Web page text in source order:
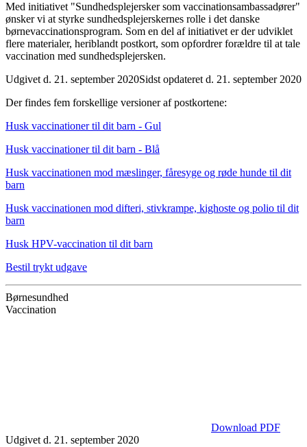
Med initiativet "Sundhedsplejersker som vaccinationsambassadører"
ønsker vi at styrke sundhedsplejerskernes rolle i det danske
børnevaccinationsprogram. Som en del af initiativet er der udviklet
flere materialer, heriblandt postkort, som opfordrer forældre til at tale
vaccination med sundhedsplejersken.
Udgivet d. 21. september 2020Sidst opdateret d. 21. september 2020
Der findes fem forskellige versioner af postkortene:
Husk vaccinationer til dit barn - Gul
Husk vaccinationer til dit barn - Blå
Husk vaccinationen mod mæslinger, fåresyge og røde hunde til dit
barn
Husk vaccinationen mod difteri, stivkrampe, kighoste og polio til dit
barn
Husk HPV-vaccination til dit barn
Bestil trykt udgave
Børnesundhed
Vaccination
Download PDF
Udgivet d. 21. september 2020